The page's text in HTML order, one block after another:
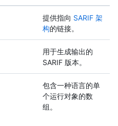
提供指向 SARIF 架
构的链接。
用于生成输出的
SARIF 版本。
包含一种语言的单
个运行对象的数
组。